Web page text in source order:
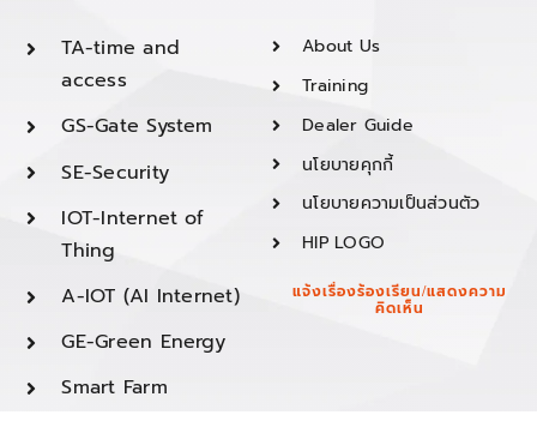
TA-time and
access
GS-Gate System
SE-Security
IOT-Internet of
Thing
A-IOT (AI Internet)
GE-Green Energy
Smart Farm
About Us
Training
Dealer Guide
นโยบายคุกกี้
นโยบายความเป็นส่วนตัว
HIP LOGO
แจ้งเรื่องร้องเรียน/แสดงความ
คิดเห็น